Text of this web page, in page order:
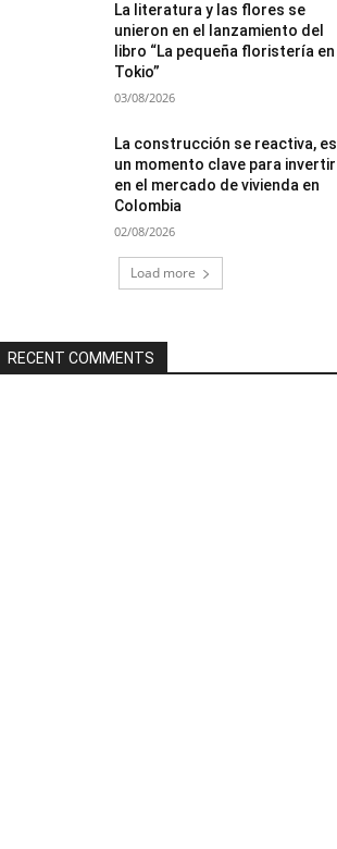
La literatura y las flores se
unieron en el lanzamiento del
libro “La pequeña floristería en
Tokio”
03/08/2026
La construcción se reactiva, es
un momento clave para invertir
en el mercado de vivienda en
Colombia
02/08/2026
Load more
RECENT COMMENTS